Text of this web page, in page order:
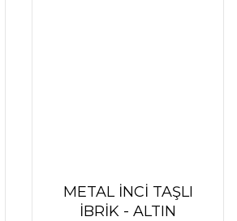
METAL İNCİ TAŞLI
İBRİK - ALTIN